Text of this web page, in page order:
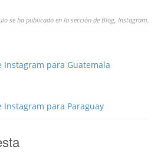
se ha publicado en la sección de Blog Instagram
Instagram para Guatemala
Instagram para Paraguay